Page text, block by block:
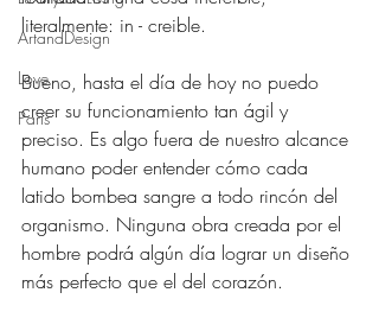
ArtandDesign
Love
Paris
literalmente: in - creible.
Bueno, hasta el día de hoy no puedo
creer su funcionamiento tan ágil y
preciso. Es algo fuera de nuestro alcance
humano poder entender cómo cada
latido bombea sangre a todo rincón del
organismo. Ninguna obra creada por el
hombre podrá algún día lograr un diseño
más perfecto que el del corazón.